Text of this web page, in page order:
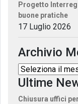
Progetto
buone pratiche
17 Luglio 2026
Archivio
Ultime
Chiusura uffici